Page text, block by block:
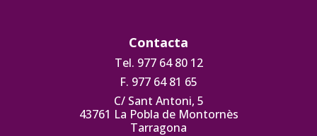
Contacta
Tel. 977 64 80 12
F. 977 64 81 65
C/ Sant Antoni, 5
43761 La Pobla de Montornès
Tarragona